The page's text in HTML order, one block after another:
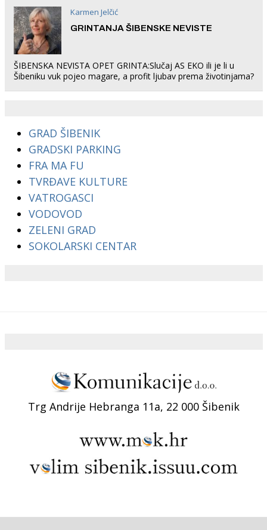
Karmen Jelčić
GRINTANJA ŠIBENSKE NEVISTE
ŠIBENSKA NEVISTA OPET GRINTA:Slučaj AS EKO ili je li u
Šibeniku vuk pojeo magare, a profit ljubav prema životinjama?
GRAD ŠIBENIK
GRADSKI PARKING
FRA MA FU
TVRĐAVE KULTURE
VATROGASCI
VODOVOD
ZELENI GRAD
SOKOLARSKI CENTAR
Trg Andrije Hebranga 11a, 22 000 Šibenik